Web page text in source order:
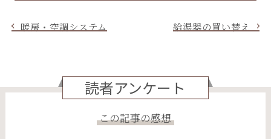
暖房・空調システム 給湯器の買い替え
読者アンケート
この記事の感想